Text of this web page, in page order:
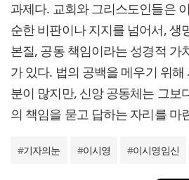
과제다. 교회와 그리스도인들은
순한 비판이나 지지를 넘어서, 생
본질, 공동 책임이라는 성경적 가
가 있다. 법의 공백을 메우기 위
분이 많지만, 신앙 공동체는 그보
의 책임을 묻고 답하는 자리를 마
#기자의눈 #이시영 #이시영임신